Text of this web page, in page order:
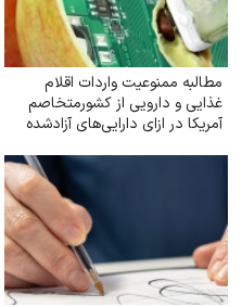
مطالبه ممنوعیت واردات اقلام
غذایی و دارویی از کشورمتخاصم
آمریکا در ازای دارایی‌های آزادشده